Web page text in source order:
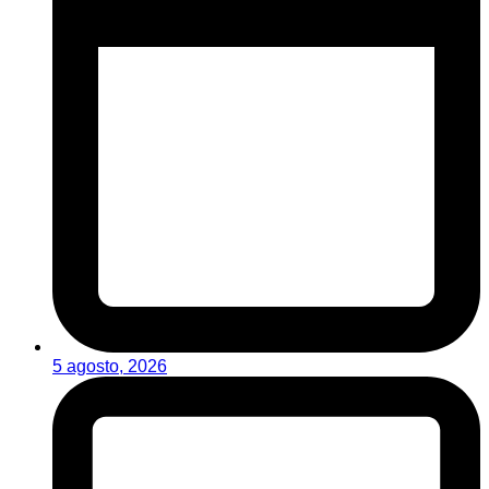
5 agosto, 2026